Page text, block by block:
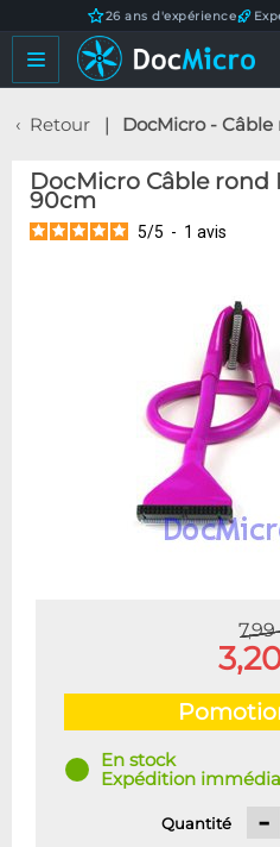
26 ans d'expérience
Retour DocMicro - Câble
DocMicro Câble rond
90cm
5/5 - 1 avis
En stock
Expédition
Quantité -